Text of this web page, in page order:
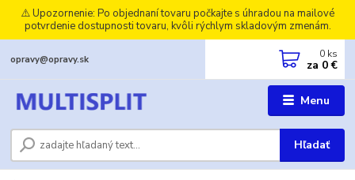
⚠️ Upozornenie: Po objednaní tovaru počkajte s úhradou na mailové
potvrdenie dostupnosti tovaru, kvôli rýchlym skladovým zmenám.
Menu
Hľadať
opravy@opravy.sk 0 ks
za 0 €